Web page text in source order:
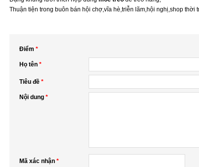
Thuận tiện trong buôn bán hội chợ,vĩa hè,triễn lãm,hội nghị,shop thời
Điểm *
Họ tên *
Tiêu đề *
Nội dung *
Mã xác nhận *